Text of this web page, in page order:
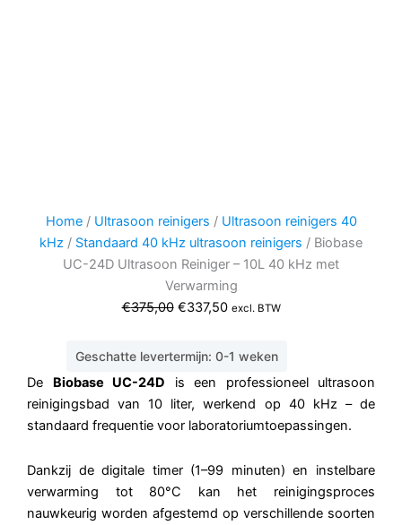
Home/ Ultrasoon reinigers / Ultrasoon reinigers 40
kHz / Standaard 40 kHz ultrasoon reinigers / Biobase
UC-24D Ultrasoon Reiniger – 10L 40 kHz met
Verwarming
€375,00 Oorspronkelijke
was:
€337,50Huidige
is:
excl. BTW
Geschatte levertermijn: 0-1 weken
De Biobase UC-24D is een professioneel ultrasoon
reinigingsbad van 10 liter, werkend op 40 kHz – de
standaard frequentie voor laboratoriumtoepassingen.
Dankzij de digitale timer (1–99 minuten) en instelbare
verwarming tot 80°C kan het reinigingsproces
nauwkeurig worden afgestemd op verschillende soorten